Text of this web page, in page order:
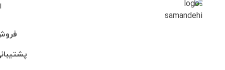
فروش:
پشتیبانی: 95-